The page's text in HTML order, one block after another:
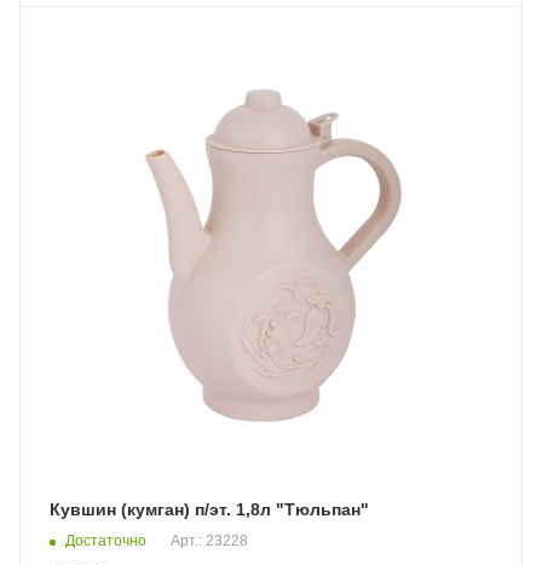
Кувшин (кумган) п/эт. 1,8л "Тюльпан"
Достаточно Арт.: 23228